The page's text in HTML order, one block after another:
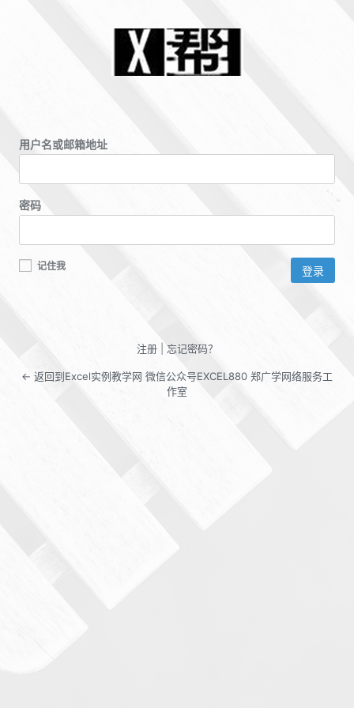
用户名或邮箱地址
密码
记住我
注册| 忘记密码？
← 返回到Excel实例教学网 微信公众号EXCEL880 郑广学网络服务工
作室